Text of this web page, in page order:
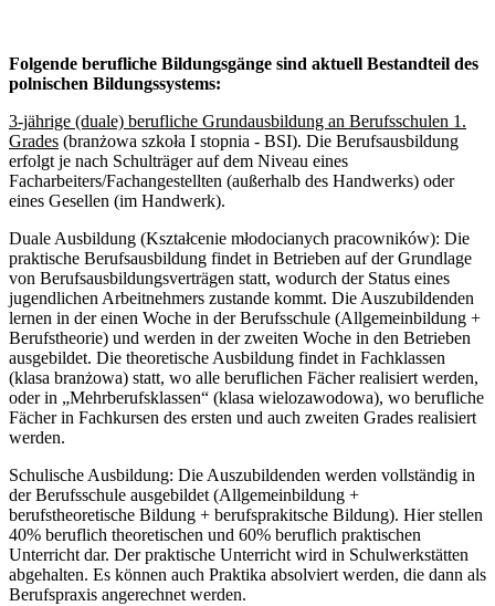
Folgende berufliche Bildungsgänge sind aktuell Bestandteil des
polnischen Bildungssystems:
3-jährige (duale) berufliche Grundausbildung an Berufsschulen 1.
Grades (branżowa szkoła I stopnia - BSI). Die Berufsausbildung
erfolgt je nach Schulträger auf dem Niveau eines
Facharbeiters/Fachangestellten (außerhalb des Handwerks) oder
eines Gesellen (im Handwerk).
Duale Ausbildung (Kształcenie młodocianych pracowników): Die
praktische Berufsausbildung findet in Betrieben auf der Grundlage
von Berufsausbildungsverträgen statt, wodurch der Status eines
jugendlichen Arbeitnehmers zustande kommt. Die Auszubildenden
lernen in der einen Woche in der Berufsschule (Allgemeinbildung +
Berufstheorie) und werden in der zweiten Woche in den Betrieben
ausgebildet. Die theoretische Ausbildung findet in Fachklassen
(klasa branżowa) statt, wo alle beruflichen Fächer realisiert werden,
oder in „Mehrberufsklassen“ (klasa wielozawodowa), wo berufliche
Fächer in Fachkursen des ersten und auch zweiten Grades realisiert
werden.
Schulische Ausbildung: Die Auszubildenden werden vollständig in
der Berufsschule ausgebildet (Allgemeinbildung +
berufstheoretische Bildung + berufsprakitsche Bildung). Hier stellen
40% beruflich theoretischen und 60% beruflich praktischen
Unterricht dar. Der praktische Unterricht wird in Schulwerkstätten
abgehalten. Es können auch Praktika absolviert werden, die dann als
Berufspraxis angerechnet werden.